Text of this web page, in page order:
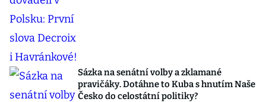
Sázka na senátní volby a zklamané
pravičáky. Dotáhne to Kuba s hnutím Naše
Česko do celostátní politiky?